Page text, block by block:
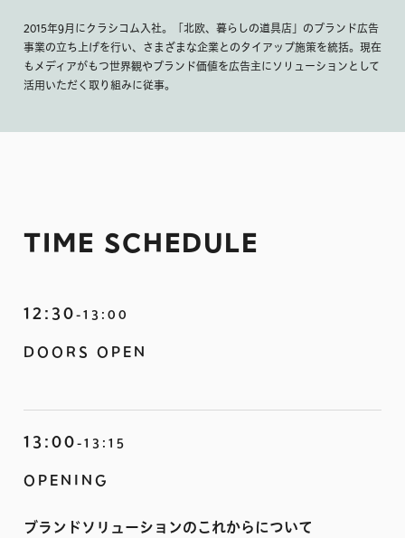
2015年9月にクラシコム入社。「北欧、暮らしの道具店」のブランド広告
事業の立ち上げを行い、さまざまな企業とのタイアップ施策を統括。現在
もメディアがもつ世界観やブランド価値を広告主にソリューションとして
活用いただく取り組みに従事。
TIME SCHEDULE
12:30-13:00
DOORS OPEN
13:00-13:15
OPENING
ブランドソリューションのこれからについて